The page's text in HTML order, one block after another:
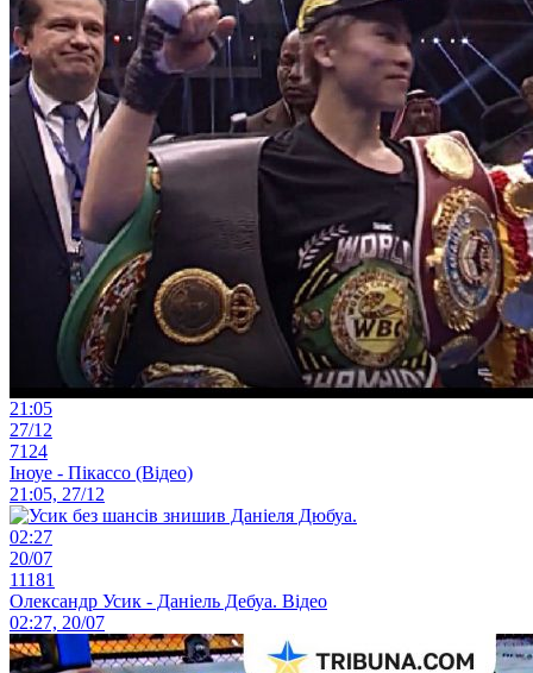
21:05
27/12
7124
Іноуе - Пікассо (Відео)
21:05, 27/12
02:27
20/07
11181
Олександр Усик - Даніель Дебуа. Відео
02:27, 20/07